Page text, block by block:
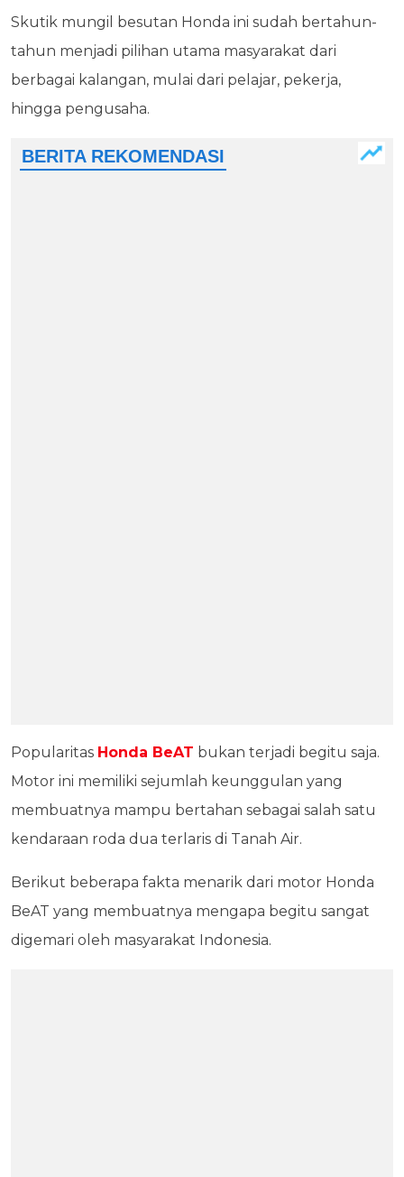
Skutik mungil besutan Honda ini sudah bertahun-
tahun menjadi pilihan utama masyarakat dari
berbagai kalangan, mulai dari pelajar, pekerja,
hingga pengusaha.
Popularitas Honda BeAT bukan terjadi begitu saja.
Motor ini memiliki sejumlah keunggulan yang
membuatnya mampu bertahan sebagai salah satu
kendaraan roda dua terlaris di Tanah Air.
Berikut beberapa fakta menarik dari motor Honda
BeAT yang membuatnya mengapa begitu sangat
digemari oleh masyarakat Indonesia.